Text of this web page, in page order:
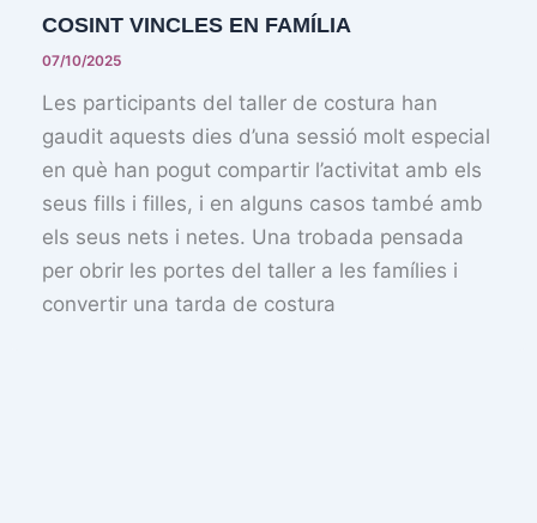
COSINT VINCLES EN FAMÍLIA
07/10/2025
Les participants del taller de costura han
gaudit aquests dies d’una sessió molt especial
en què han pogut compartir l’activitat amb els
seus fills i filles, i en alguns casos també amb
els seus nets i netes. Una trobada pensada
per obrir les portes del taller a les famílies i
convertir una tarda de costura